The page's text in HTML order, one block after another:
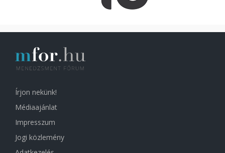
Írjon nekünk!
Médiaajánlat
Impresszum
Jogi közlemény